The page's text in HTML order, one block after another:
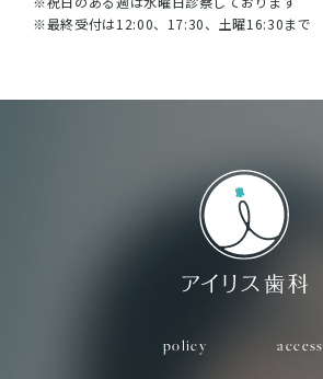
※最終受付は12:00、17:30、土曜16:30まで
policy
access